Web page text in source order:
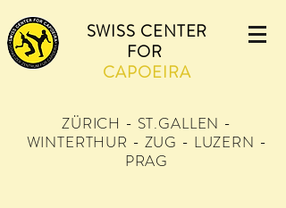
SWISS CENTER
FOR
CAPOEIRA
ZÜRICH - ST.GALLEN -
WINTERTHUR - ZUG - LUZERN -
PRAG